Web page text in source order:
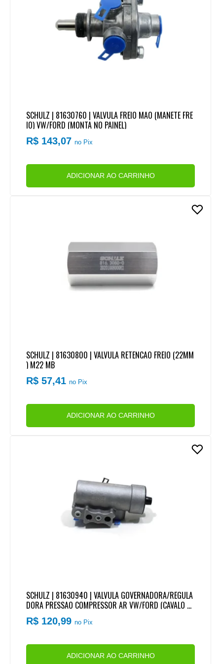
SCHULZ | 81630760 | VALVULA FREIO MAO (MANETE FRE
IO) VW/FORD (MONTA NO PAINEL)
R$ 143,07no Pix
ADICIONAR AO CARRINHO
SCHULZ | 81630800 | VALVULA RETENCAO FREIO (22MM
) M22 MB
R$ 57,41no Pix
ADICIONAR AO CARRINHO
SCHULZ | 81630940 | VALVULA GOVERNADORA/REGULA
DORA PRESSAO COMPRESSOR AR VW/FORD (CAVALO M
ARINHO) (ROSCA PARA CONEXOES 1/8 NPT)
R$ 120,99no Pix
ADICIONAR AO CARRINHO